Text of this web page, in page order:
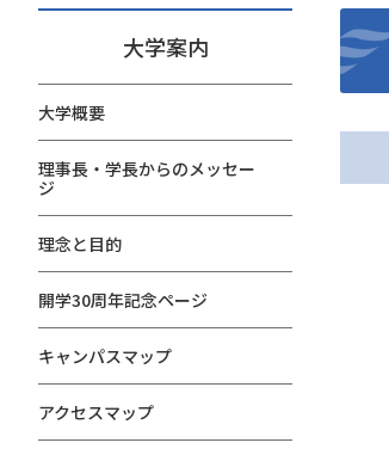
大学案内
大学概要
理事長・学長からのメッセー
ジ
理念と目的
開学30周年記念ページ
キャンパスマップ
アクセスマップ